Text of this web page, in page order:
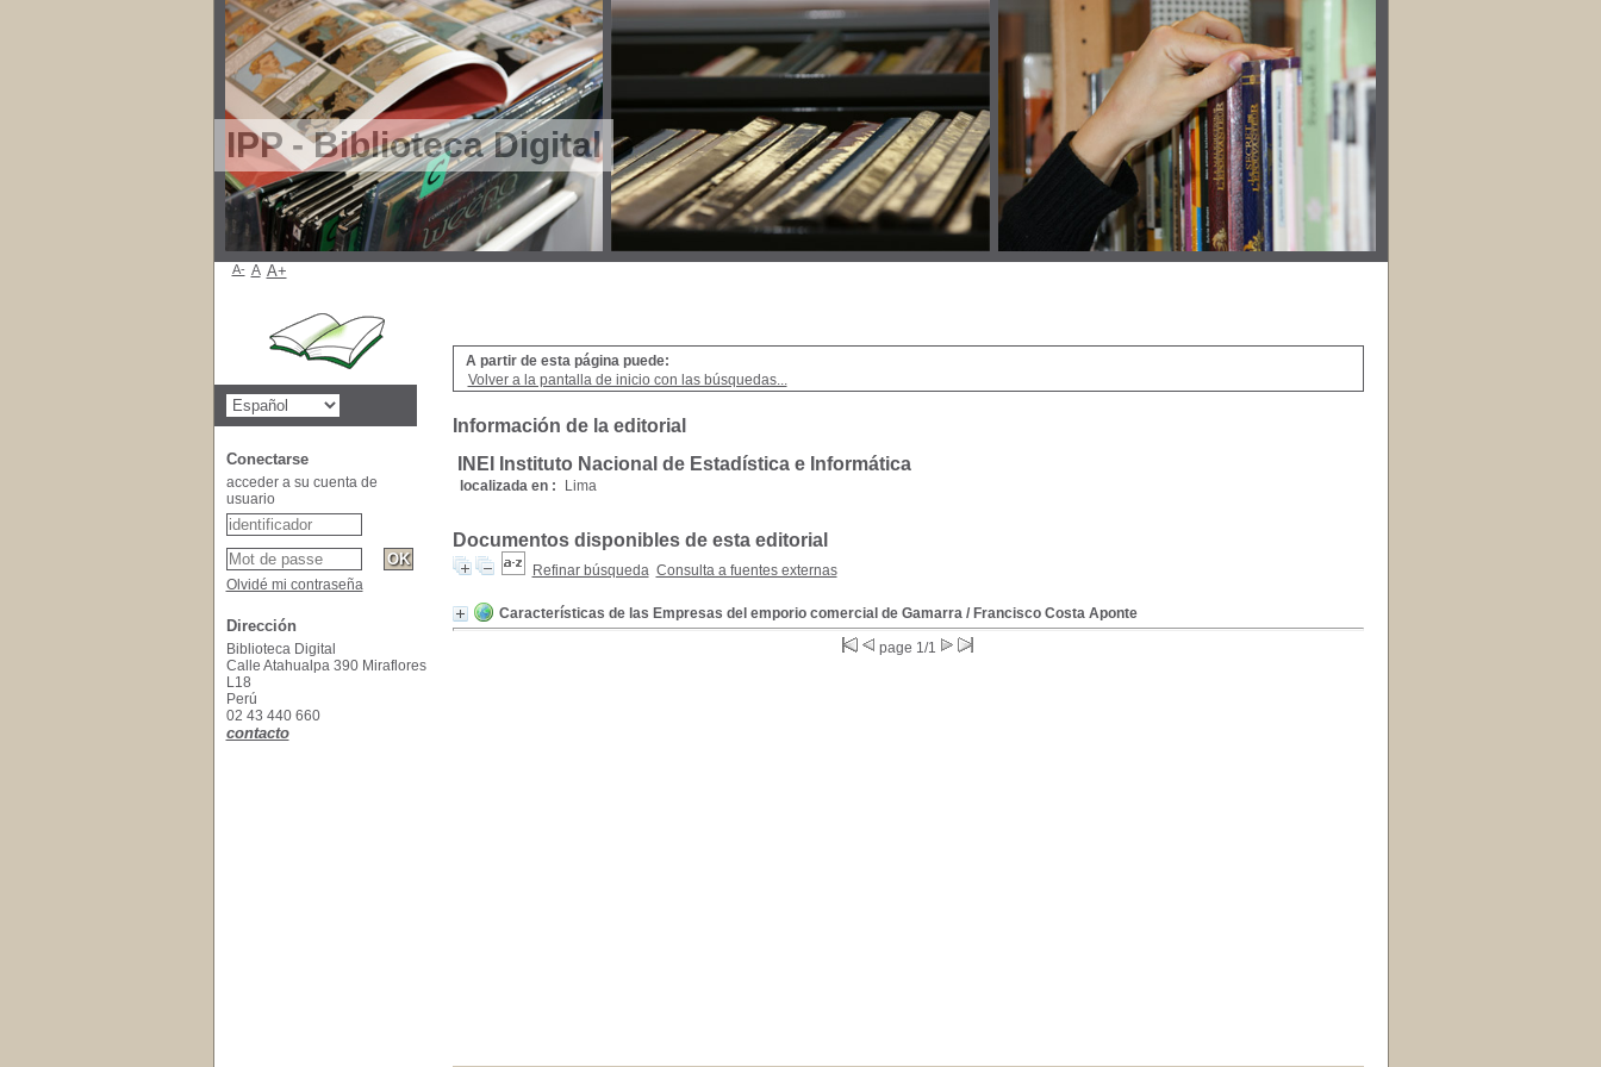
IPP - Biblioteca Digital
A partir de esta página puede:
Volver a la pantalla de inicio con las búsquedas...
Información de la editorial
INEI Instituto Nacional de Estadística e Informática
localizada en : Lima
Documentos disponibles de esta editorial
Refinar búsqueda Consulta a fuentes externas
Características de las Empresas del emporio comercial de Gamarra/ Francisco Costa Aponte
page 1/1
A- A A+
Conectarse
acceder a su cuenta de
usuario
Olvidé mi contraseña
Dirección
Biblioteca Digital
Calle Atahualpa 390 Miraflores
L18
Perú
02 43 440 660
contacto